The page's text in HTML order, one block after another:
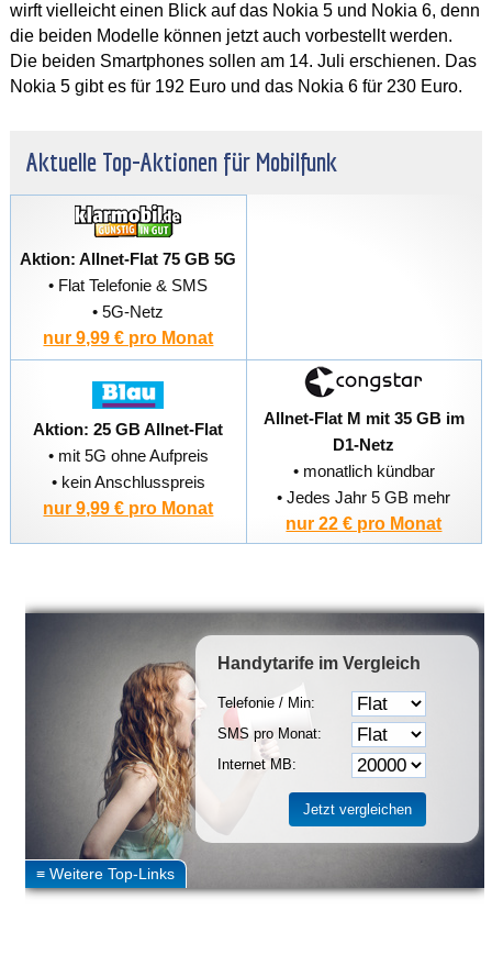
wirft vielleicht einen Blick auf das Nokia 5 und Nokia 6, denn
die beiden Modelle können jetzt auch vorbestellt werden.
Die beiden Smartphones sollen am 14. Juli erschienen. Das
Nokia 5 gibt es für 192 Euro und das Nokia 6 für 230 Euro.
Aktuelle Top-Aktionen für Mobilfunk
Aktion: Allnet-Flat 75 GB 5G
• Flat Telefonie & SMS
• 5G-Netz
nur 9,99 € pro Monat
Aktion: 25 GB Allnet-Flat
• mit 5G ohne Aufpreis
• kein Anschlusspreis
nur 9,99 € pro Monat
Allnet-Flat M mit 35 GB im
D1-Netz
• monatlich kündbar
• Jedes Jahr 5 GB mehr
nur 22 € pro Monat
Handytarife im Vergleich
Telefonie / Min:
SMS pro Monat:
Internet MB: